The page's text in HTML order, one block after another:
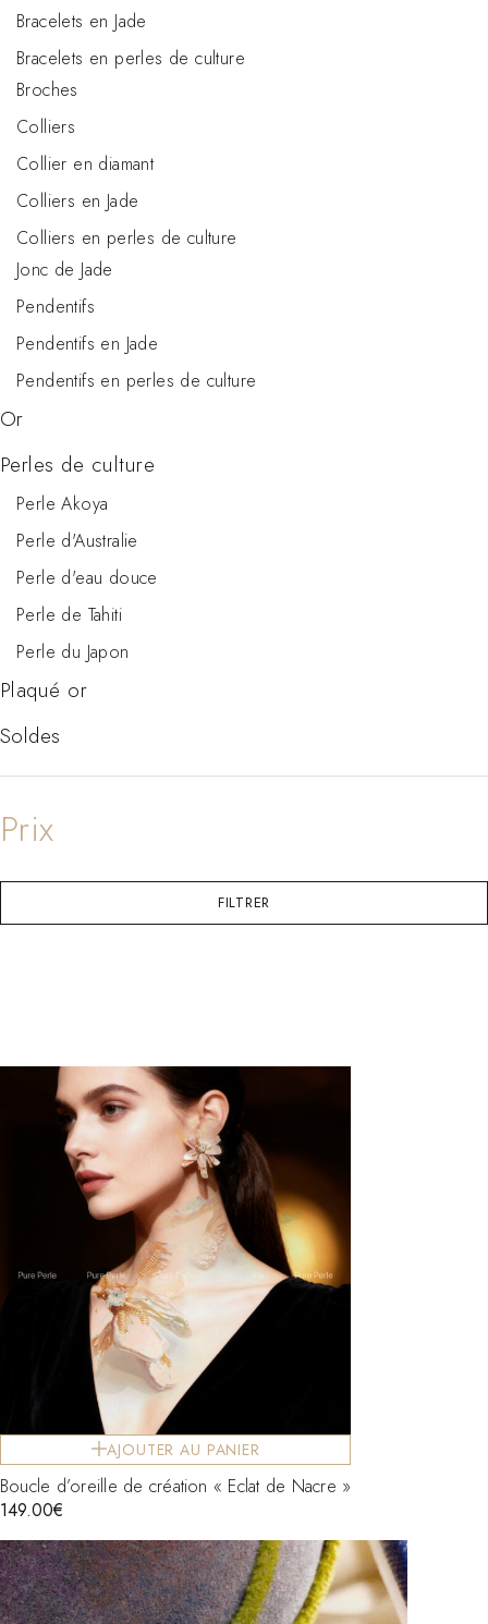
Bracelets en Jade
Bracelets en perles de culture
Broches
Colliers
Collier en diamant
Colliers en Jade
Colliers en perles de culture
Jonc de Jade
Pendentifs
Pendentifs en Jade
Pendentifs en perles de culture
Or
Perles de culture
Perle Akoya
Perle d'Australie
Perle d'eau douce
Perle de Tahiti
Perle du Japon
Plaqué or
Soldes
FILTRER
AJOUTER AU PANIER
Boucle d’oreille de création « Eclat de Nacre »
149.00€